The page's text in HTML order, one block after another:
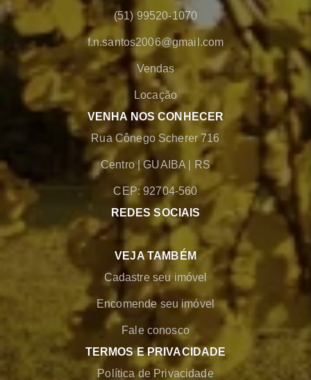
(51) 99520-1070
f.n.santos2006@gmail.com
Vendas
Locação
VENHA NOS CONHECER
Rua Cônego Scherer 716
Centro |GUAIBA RS
CEP: 92704-560
REDES SOCIAIS
VEJA TAMBÉM
Cadastre seu imóvel
Encomende seu imóvel
Fale conosco
TERMOS E PRIVACIDADE
Política de Privacidade